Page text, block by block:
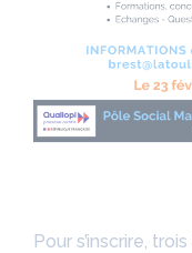
Pour s’inscrire,